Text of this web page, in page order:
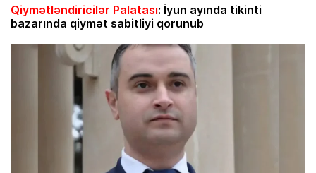
Qiymətləndiricilər Palatası: İyun ayında tikinti
bazarında qiymət sabitliyi qorunub